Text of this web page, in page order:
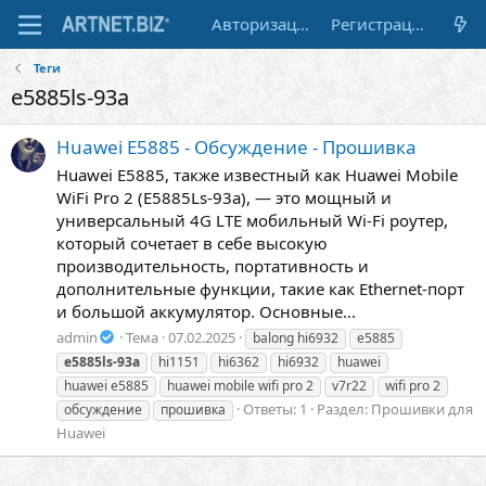
Авторизация Регистрация
Теги
e5885ls-93a
Huawei E5885 - Обсуждение - Прошивка
Huawei E5885, также известный как Huawei Mobile
WiFi Pro 2 (E5885Ls-93a), — это мощный и
универсальный 4G LTE мобильный Wi-Fi роутер,
который сочетает в себе высокую
производительность, портативность и
дополнительные функции, такие как Ethernet-порт
и большой аккумулятор. Основные...
admin Тема 07.02.2025 balong hi6932
e5885
e5885ls-93a
hi1151 hi6362 hi6932
huawei
huawei e5885
huawei mobile wifi pro 2 v7r22
wifi pro 2
обсуждение
прошивка Ответы: 1 Раздел: Прошивки для
Huawei